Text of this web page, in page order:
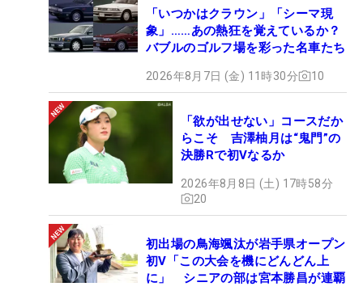
「いつかはクラウン」「シーマ現
象」……あの熱狂を覚えているか？
バブルのゴルフ場を彩った名車たち
2026年8月7日 (金) 11時30分 10
「欲が出せない」コースだか
らこそ 吉澤柚月は“鬼門”の
決勝Rで初Vなるか
2026年8月8日 (土) 17時58分
20
初出場の鳥海颯汰が岩手県オープン
初V「この大会を機にどんどん上
に」 シニアの部は宮本勝昌が連覇